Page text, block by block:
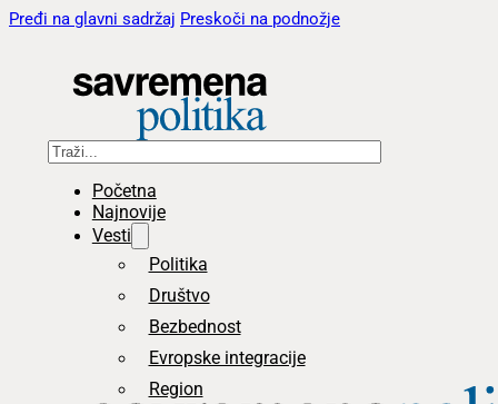
Pređi na glavni sadržaj Preskoči na podnožje
Pretraga
Početna
Najnovije
Vesti
Politika
Društvo
Bezbednost
Evropske integracije
Region